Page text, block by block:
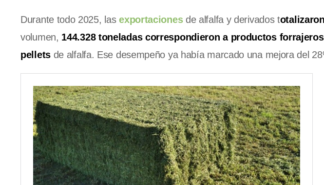
Durante todo 2025, lasexportacionesde alfalfa y derivados t
volumen, 144.328 toneladas correspondieron a productos
pelletsde alfalfa. Ese desempeño ya había marcado una mejora del